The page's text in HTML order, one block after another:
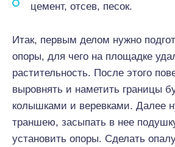
цемент, отсев, песок.
Итак, первым делом нужно
опоры, для чего на площадке
растительность. После этого
выровнять и наметить границы
колышками и веревками. Далее
траншею, засыпать в нее
установить опоры. Сделать